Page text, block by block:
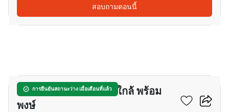
สอบถามตอนนี้
การยืนยันสถานะว่าง เมื่อเดือนที่แล้ว
ทาวน์เฮ้าส์ 5-ห้องนอน ใกล้ พร้อม
พงษ์